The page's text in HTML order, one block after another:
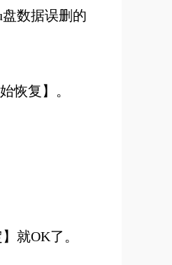
数据误删的
恢复】。
就OK了。